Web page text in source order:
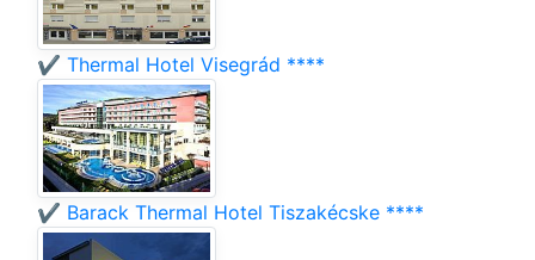
✔️ Thermal Hotel Visegrád ****
✔️ Barack Thermal Hotel Tiszakécske ****